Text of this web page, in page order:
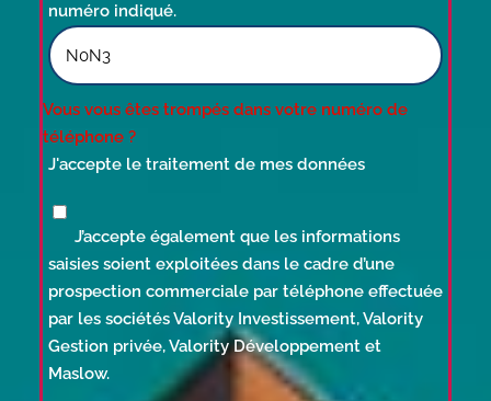
numéro indiqué.
Vous vous êtes trompés dans votre numéro de
téléphone ?
J'accepte le traitement de mes données
J’accepte également que les informations
saisies soient exploitées dans le cadre d’une
prospection commerciale par téléphone effectuée
par les sociétés Valority Investissement, Valority
Gestion privée, Valority Développement et
Maslow.